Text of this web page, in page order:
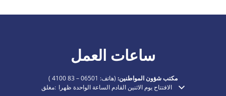
ساعات العمل
مكتب شؤون المواطنين: (هاتف:
)
انقر لإخفاء أوقات الفتح أو الإغلاق الإضافية
مغلق: الافتتاح يوم الاثنين القادم الساعة الواحدة ظهرا